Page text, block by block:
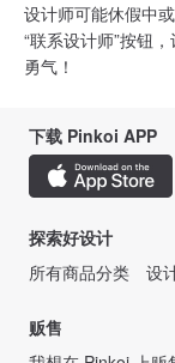
设计师可能休假中
“联系设计师”按钮
勇气！
下载 Pinkoi APP
探索好设计
所有商品分类
设
贩售